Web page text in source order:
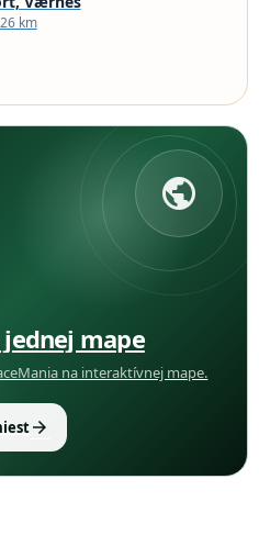
km
public
mape
na interaktívnej mape.
arrow_forward